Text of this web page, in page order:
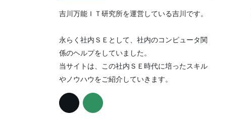
吉川万能ＩＴ研究所を運営している吉川です。
永らく社内ＳＥとして、社内のコンピュータ関
係のヘルプをしていました。
当サイトは、この社内ＳＥ時代に培ったスキル
やノウハウをご紹介していきます。